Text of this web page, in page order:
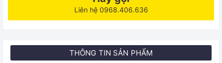
Liên hệ 0968.406.636
THÔNG TIN SẢN PHẨM